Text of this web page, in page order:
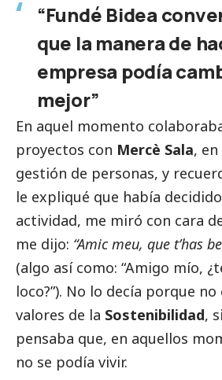
“Fundé Bidea
que la manera de
empresa podía
mejor”
En aquel momento
proyectos con Mercè Sala,
gestión de personas, y
le expliqué que había
actividad, me miró con cara
me dijo: “Amic meu, que t’has
(algo así como: “Amigo mío,
loco?”). No lo decía porque
valores de la Sostenibilidad,
pensaba que, en aquellos
no se podía vivir.